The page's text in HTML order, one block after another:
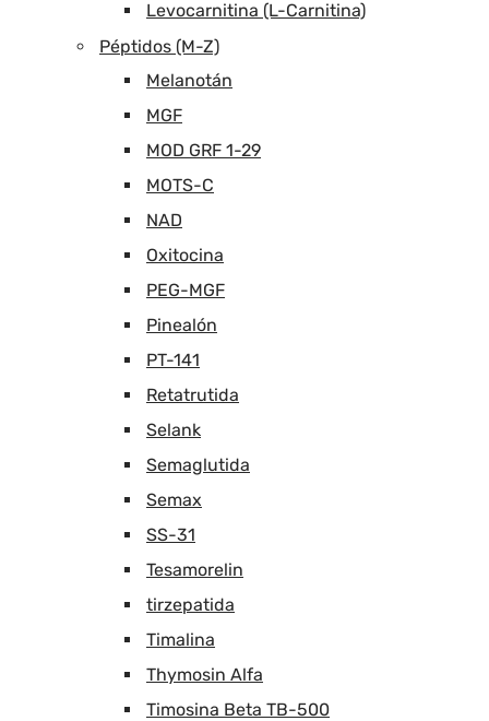
Levocarnitina (L-Carnitina)
Péptidos (M-Z)
Melanotán
MGF
MOD GRF 1-29
MOTS-C
NAD
Oxitocina
PEG-MGF
Pinealón
PT-141
Retatrutida
Selank
Semaglutida
Semax
SS-31
Tesamorelin
tirzepatida
Timalina
Thymosin Alfa
Timosina Beta TB-500